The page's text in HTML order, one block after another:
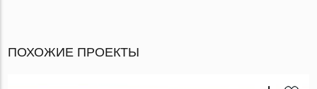
ПОХОЖИЕ ПРОЕКТЫ